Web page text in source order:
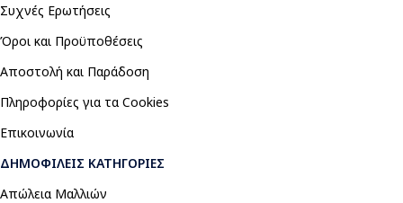
Συχνές Ερωτήσεις
Όροι και Προϋποθέσεις
Αποστολή και Παράδοση
Πληροφορίες για τα Cookies
Επικοινωνία
ΔΗΜΟΦΙΛΕΊΣ ΚΑΤΗΓΟΡΊΕΣ
Απώλεια Μαλλιών